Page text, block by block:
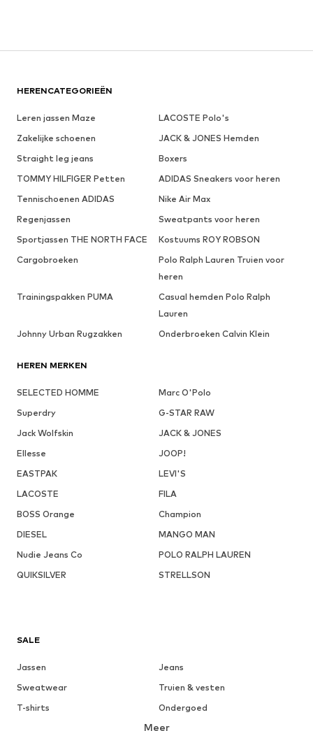
HERENCATEGORIEËN
Leren jassen Maze
LACOSTE Polo's
Zakelijke schoenen
JACK & JONES Hemden
Straight leg jeans
Boxers
TOMMY HILFIGER Petten
ADIDAS Sneakers voor heren
Tennischoenen ADIDAS
Nike Air Max
Regenjassen
Sweatpants voor heren
Sportjassen THE NORTH FACE
Kostuums ROY ROBSON
Cargobroeken
Polo Ralph Lauren Truien voor
heren
Trainingspakken PUMA
Casual hemden Polo Ralph
Lauren
Johnny Urban Rugzakken
Onderbroeken Calvin Klein
HEREN MERKEN
SELECTED HOMME
Marc O'Polo
Superdry
G-STAR RAW
Jack Wolfskin
JACK & JONES
Ellesse
JOOP!
EASTPAK
LEVI'S
LACOSTE
FILA
BOSS Orange
Champion
DIESEL
MANGO MAN
Nudie Jeans Co
POLO RALPH LAUREN
QUIKSILVER
STRELLSON
SALE
Jassen
Jeans
Sweatwear
Truien & vesten
T-shirts
Ondergoed
Hemden
Meer